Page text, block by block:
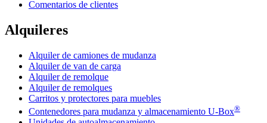
Comentarios de clientes
Alquileres
Alquiler de camiones de mudanza
Alquiler de van de carga
Alquiler de remolque
Alquiler de remolques
Carritos y protectores para muebles
Contenedores para mudanza y almacenamiento U-Box®